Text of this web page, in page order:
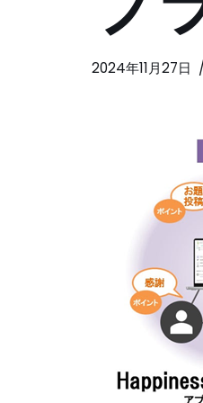
2024年11月27日